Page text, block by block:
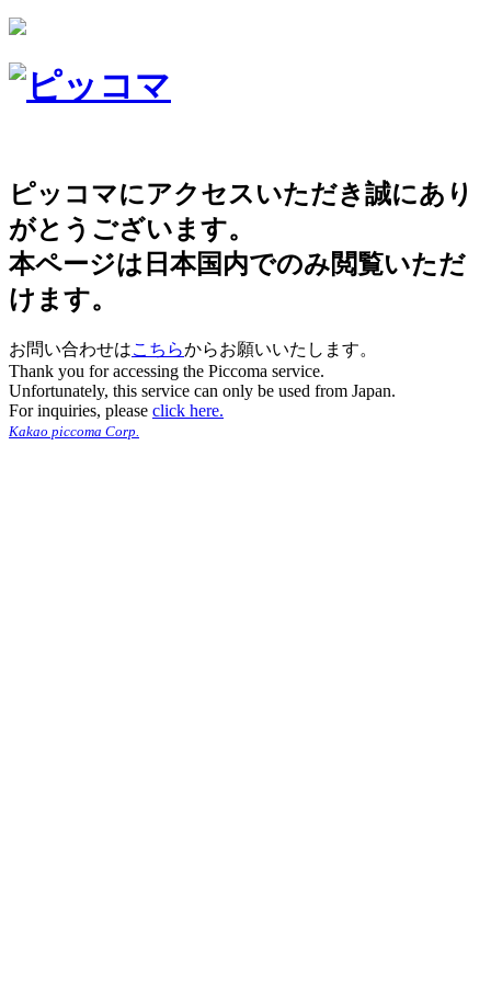
ピッコマにアクセスいただき誠にあり
がとうございます。
本ページは日本国内でのみ閲覧いただ
けます。
お問い合わせはこちらからお願いいたします。
Thank you for accessing the Piccoma service.
Unfortunately, this service can only be used from Japan.
For inquiries, please click here.
Kakao piccoma Corp.